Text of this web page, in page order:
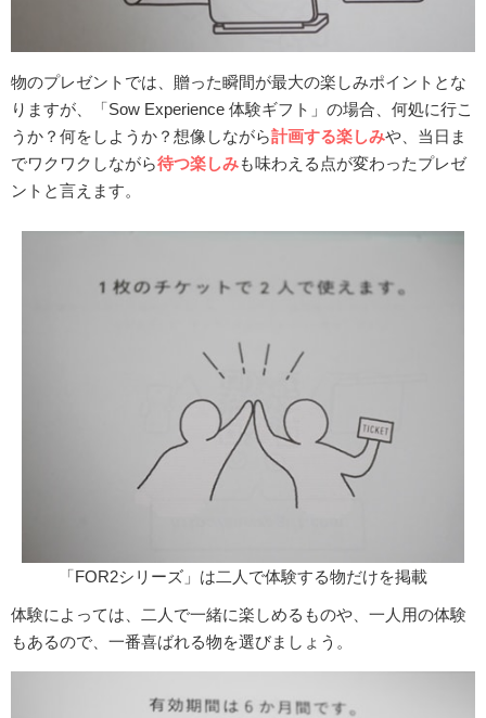
物のプレゼントでは、贈った瞬間が最大の楽しみポイントとな
りますが、「Sow Experience 体験ギフト」の場合、何処に行こ
うか？何をしようか？想像しながら計画する楽しみや、当日ま
でワクワクしながら待つ楽しみ も味わえる点が変わったプレゼ
ントと言えます。
「FOR2シリーズ」は二人で体験する物だけを掲載
体験によっては、二人で一緒に楽しめるものや、一人用の体験
もあるので、一番喜ばれる物を選びましょう。